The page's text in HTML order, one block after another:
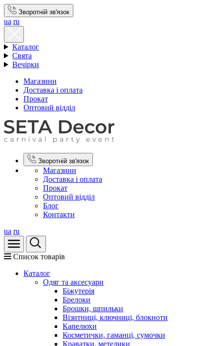
Зворотній зв'язок
ua ru
Каталог
Свята
Вечірки
Магазини
Доставка і оплата
Прокат
Оптовий відділ
Зворотній зв'язок
Магазини
Доставка і оплата
Прокат
Оптовий відділ
Блог
Контакти
ua ru
Список товарів
Каталог
Oдяг та аксесуари
Біжутерія
Брелоки
Брошки, шпильки
Візитниці, ключниці, блокноти
Капелюхи
Косметички, гаманці, сумочки
Краватки, метелики